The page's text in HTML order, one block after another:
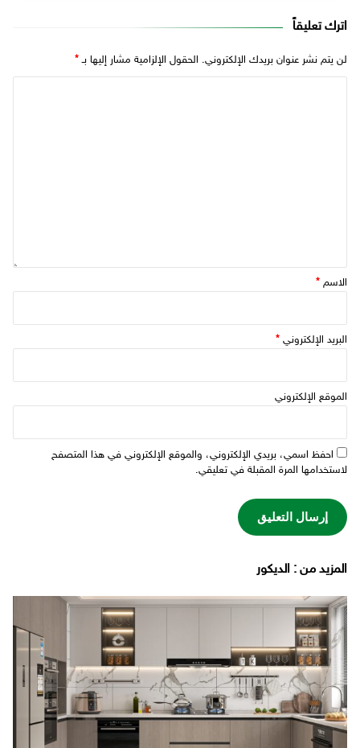
اترك تعليقاً
لن يتم نشر عنوان بريدك الإلكتروني. الحقول الإلزامية مشار إليها بـ*
الاسم *
البريد الإلكتروني *
الموقع الإلكتروني
احفظ اسمي، بريدي الإلكتروني، والموقع الإلكتروني في هذا المتصفح
لاستخدامها المرة المقبلة في تعليقي.
‫المزيد من ‬: الديكور